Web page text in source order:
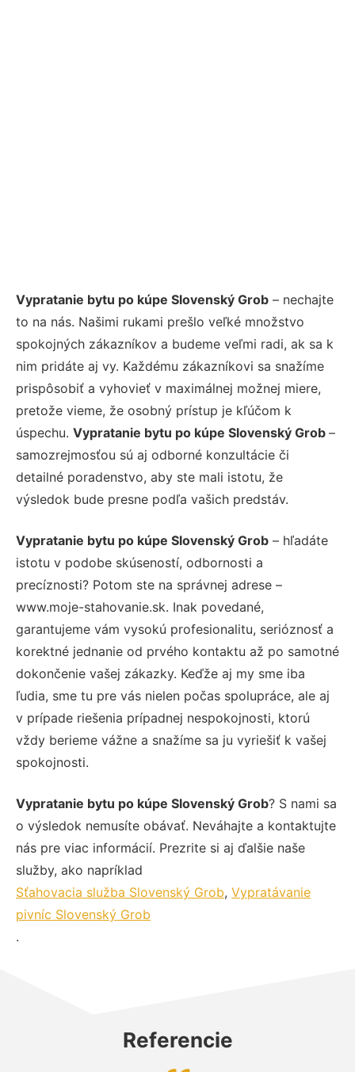
Vypratanie bytu po kúpe Slovenský Grob – nechajte
to na nás. Našimi rukami prešlo veľké množstvo
spokojných zákazníkov a budeme veľmi radi, ak sa k
nim pridáte aj vy. Každému zákazníkovi sa snažíme
prispôsobiť a vyhovieť v maximálnej možnej miere,
pretože vieme, že osobný prístup je kľúčom k
úspechu. Vypratanie bytu po kúpe Slovenský Grob –
samozrejmosťou sú aj odborné konzultácie či
detailné poradenstvo, aby ste mali istotu, že
výsledok bude presne podľa vašich predstáv.
Vypratanie bytu po kúpe Slovenský Grob – hľadáte
istotu v podobe skúseností, odbornosti a
precíznosti? Potom ste na správnej adrese –
www.moje-stahovanie.sk. Inak povedané,
garantujeme vám vysokú profesionalitu, serióznosť a
korektné jednanie od prvého kontaktu až po samotné
dokončenie vašej zákazky. Keďže aj my sme iba
ľudia, sme tu pre vás nielen počas spolupráce, ale aj
v prípade riešenia prípadnej nespokojnosti, ktorú
vždy berieme vážne a snažíme sa ju vyriešiť k vašej
spokojnosti.
Vypratanie bytu po kúpe Slovenský Grob? S nami sa
o výsledok nemusíte obávať. Neváhajte a kontaktujte
nás pre viac informácií. Prezrite si aj ďalšie naše
služby, ako napríklad
Sťahovacia služba Slovenský Grob, Vypratávanie
pivníc Slovenský Grob
.
Referencie